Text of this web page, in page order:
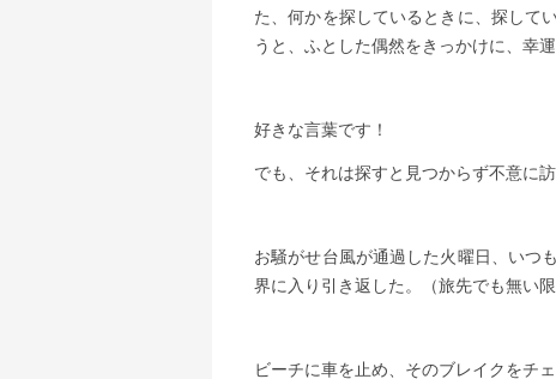
た、何かを探しているときに、探して
うと、ふとした偶然をきっかけに、幸
好きな言葉です！
でも、それは探すと見つからず不意に
お騒がせ台風が通過した火曜日、いつ
界に入り引き返した。（旅先でも無い
ビーチに車を止め、そのブレイクをチ